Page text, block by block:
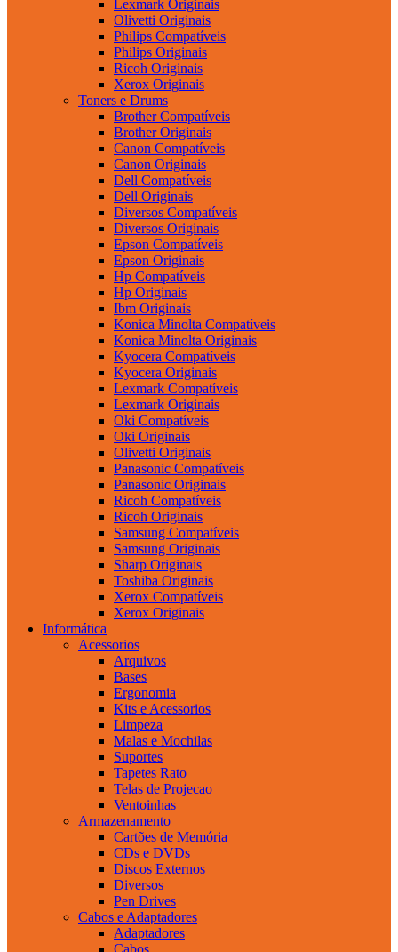
Lexmark Originais
Olivetti Originais
Philips Compatíveis
Philips Originais
Ricoh Originais
Xerox Originais
Toners e Drums
Brother Compatíveis
Brother Originais
Canon Compatíveis
Canon Originais
Dell Compatíveis
Dell Originais
Diversos Compatíveis
Diversos Originais
Epson Compatíveis
Epson Originais
Hp Compatíveis
Hp Originais
Ibm Originais
Konica Minolta Compatíveis
Konica Minolta Originais
Kyocera Compatíveis
Kyocera Originais
Lexmark Compatíveis
Lexmark Originais
Oki Compatíveis
Oki Originais
Olivetti Originais
Panasonic Compatíveis
Panasonic Originais
Ricoh Compatíveis
Ricoh Originais
Samsung Compatíveis
Samsung Originais
Sharp Originais
Toshiba Originais
Xerox Compatíveis
Xerox Originais
Informática
Acessorios
Arquivos
Bases
Ergonomia
Kits e Acessorios
Limpeza
Malas e Mochilas
Suportes
Tapetes Rato
Telas de Projecao
Ventoinhas
Armazenamento
Cartões de Memória
CDs e DVDs
Discos Externos
Diversos
Pen Drives
Cabos e Adaptadores
Adaptadores
Cabos